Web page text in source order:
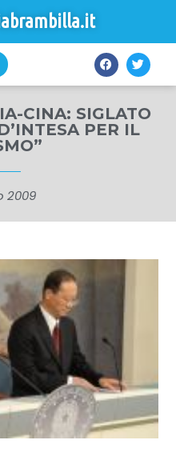
CINA: SIGLATO
PER IL
2009